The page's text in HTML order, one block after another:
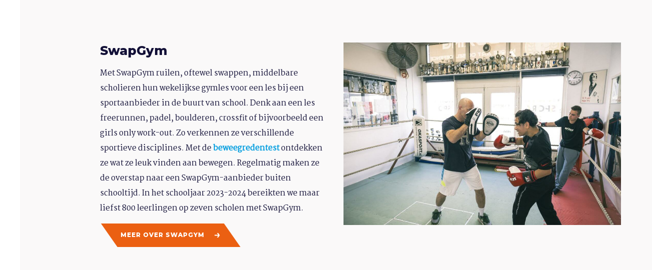
SwapGym
Met SwapGym ruilen, oftewel swappen, middelbare
scholieren hun wekelijkse gymles voor een les bij een
sportaanbieder in de buurt van school. Denk aan een les
freerunnen, padel, boulderen, crossfit of bijvoorbeeld een
girls only work-out. Zo verkennen ze verschillende
sportieve disciplines. Met debeweegredentestontdekken
ze wat ze leuk vinden aan bewegen. Regelmatig maken ze
de overstap naar een SwapGym-aanbieder buiten
schooltijd. In het schooljaar 2023-2024 bereikten we maar
liefst 800 leerlingen op zeven scholen met SwapGym.
MEER OVER SWAPGYM